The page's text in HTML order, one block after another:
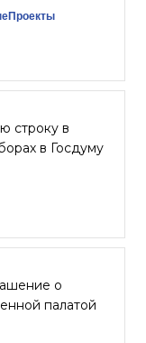
строку в
в Госдуму
о
палатой